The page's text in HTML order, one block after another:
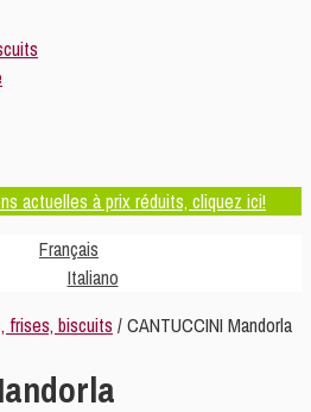
actuelles à prix réduits, cliquez ici!
Français
Italiano
frises, biscuits / CANTUCCINI Mandorla